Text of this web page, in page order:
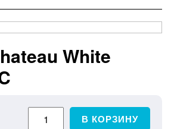
White
В КОРЗИНУ